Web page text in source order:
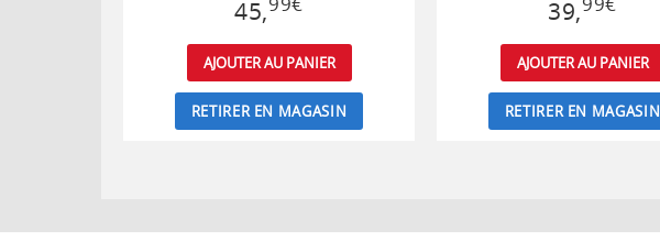
45,
AJOUTER AU PANIER
RETIRER EN MAGASIN
39,
AJOUTER AU PANIER
RETIRER EN MAGASIN